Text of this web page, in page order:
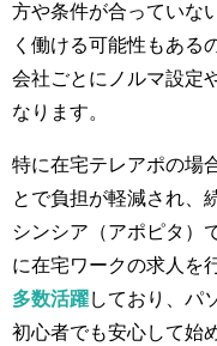
方や条件が合っていな
く働ける可能性もある
会社ごとにノルマ設定
なります。
特に在宅テレアポの場合
とで負担が軽減され、
シンシア（アポピタ）
に在宅ワークの求人を
多数活躍しており、パ
初心者でも安心して始